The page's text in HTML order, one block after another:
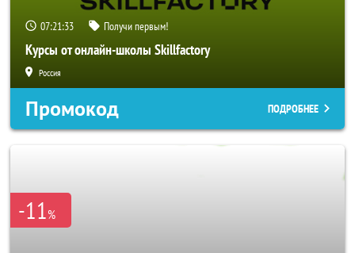
07:21:32 Получи первым!
Курсы от онлайн-школы Skillfactory
Россия
Промокод ПОДРОБНЕЕ
-11%